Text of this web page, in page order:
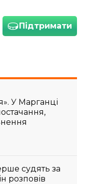
Підтримати
У Марганці
судять за
розповів